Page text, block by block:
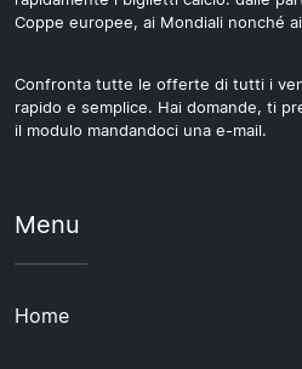
Coppe europee, ai Mondiali nonché
Confronta tutte le offerte di tutti i
rapido e semplice. Hai domande, ti
il modulo mandandoci una e-mail.
Menu
Home